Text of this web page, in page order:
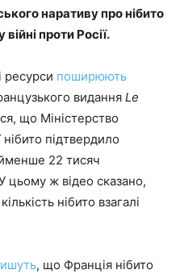
наративу про нібито
проти Росії.
ресурси поширюють
видання Le
що Міністерство
підтвердило
22 тисяч
цьому ж відео сказано,
кількість нібито взагалі
, що Франція нібито